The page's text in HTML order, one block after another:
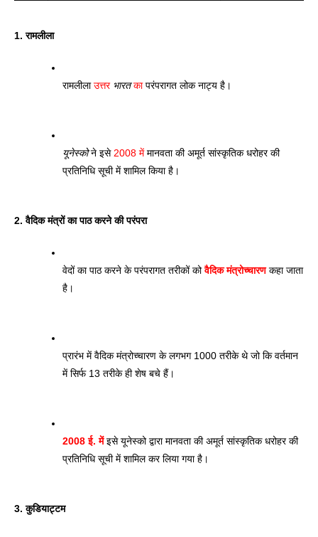
1. रामलीला
रामलीला उत्तर भारत का परंपरागत लोक नाट्य है।
यूनेस्को ने इसे 2008 में मानवता की अमूर्त सांस्कृतिक धरोहर की
प्रतिनिधि सूची में शामिल किया है।
2. वैदिक मंत्रों का पाठ करने की परंपरा
वेदों का पाठ करने के परंपरागत तरीकों को वैदिक मंत्रोच्चारण कहा जाता
है।
प्रारंभ में वैदिक मंत्रोच्चारण के लगभग 1000 तरीके थे जो कि वर्तमान
में सिर्फ 13 तरीके ही शेष बचे हैं।
2008 ई. में इसे यूनेस्को द्वारा मानवता की अमूर्त सांस्कृतिक धरोहर की
प्रतिनिधि सूची में शामिल कर लिया गया है।
3. कुडियाट्टम